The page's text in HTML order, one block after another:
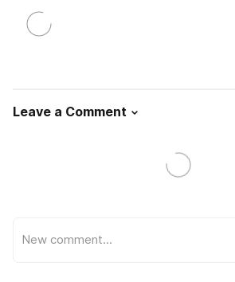
Leave a Comment